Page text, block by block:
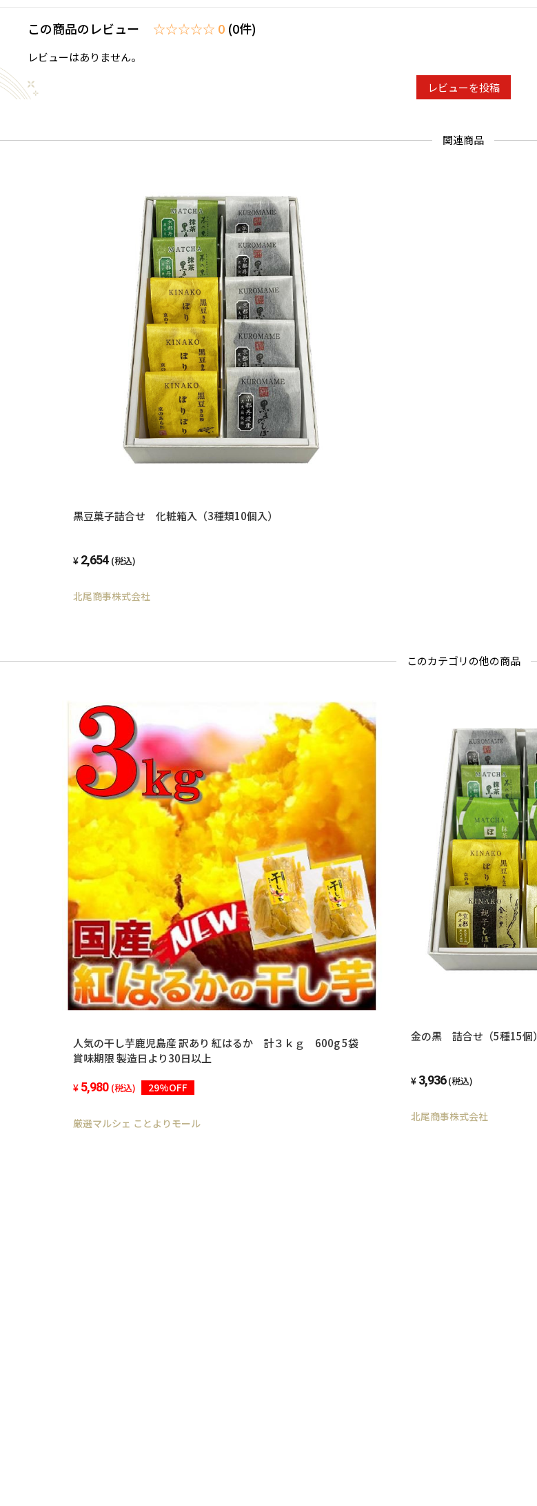
この商品のレビュー ☆☆☆☆☆ 0 (0件)
レビューはありません。
レビューを投稿
関連商品
黒豆菓子詰合せ 化粧箱入（3種類10個入）
2,654 (税込)
北尾商事株式会社
このカテゴリの他の商品
人気の干し芋鹿児島産 訳あり 紅はるか 計３ｋｇ 600g 5袋
賞味期限 製造日より30日以上
5,980 (税込) 29%OFF
厳選マルシェ ことよりモール
金の黒 詰合せ（5種15個）
3,936 (税込)
北尾商事株式会社